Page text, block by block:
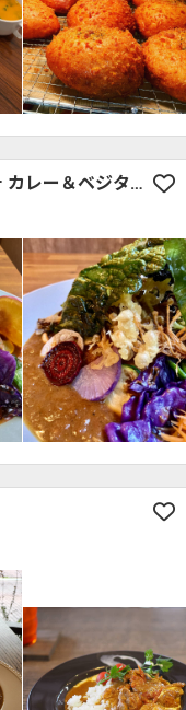
808 Curry＆Vegetable（ハチマルハチ カレー＆ベジタブル）